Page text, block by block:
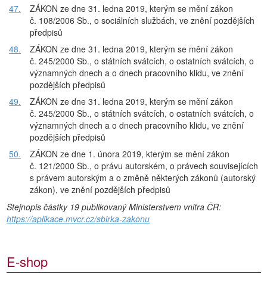
47.
ZÁKON ze dne 31. ledna 2019, kterým se mění zákon
č. 108/2006 Sb., o sociálních službách, ve znění pozdějších
předpisů
48.
ZÁKON ze dne 31. ledna 2019, kterým se mění zákon
č. 245/2000 Sb., o státních svátcích, o ostatních svátcích, o
významných dnech a o dnech pracovního klidu, ve znění
pozdějších předpisů
49.
ZÁKON ze dne 31. ledna 2019, kterým se mění zákon
č. 245/2000 Sb., o státních svátcích, o ostatních svátcích, o
významných dnech a o dnech pracovního klidu, ve znění
pozdějších předpisů
50.
ZÁKON ze dne 1. února 2019, kterým se mění zákon
č. 121/2000 Sb., o právu autorském, o právech souvisejících
s právem autorským a o změně některých zákonů (autorský
zákon), ve znění pozdějších předpisů
Stejnopis částky 19 publikovaný Ministerstvem vnitra ČR:
https://aplikace.mvcr.cz/sbirka-zakonu
E-shop